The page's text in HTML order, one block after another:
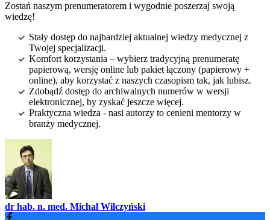
Zostań naszym prenumeratorem i wygodnie poszerzaj swoją
wiedzę!
Stały dostęp do najbardziej aktualnej wiedzy medycznej z
Twojej specjalizacji.
Komfort korzystania – wybierz tradycyjną prenumeratę
papierową, wersję online lub pakiet łączony (papierowy +
online), aby korzystać z naszych czasopism tak, jak lubisz.
Zdobądź dostęp do archiwalnych numerów w wersji
elektronicznej, by zyskać jeszcze więcej.
Praktyczna wiedza - nasi autorzy to cenieni mentorzy w
branży medycznej.
dr hab. n. med. Michał Wilczyński